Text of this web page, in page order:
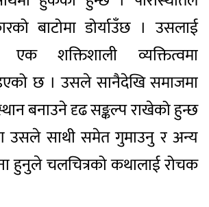
बाटोमा डोर्याउँछ । उसलाई
एक शक्तिशाली व्यक्तित्वमा
छ । उसले सानैदेखि समाजमा
बनाउने दृढ सङ्कल्प राखेको हुन्छ
उसले साथी समेत गुमाउनु र अन्य
हुनुले चलचित्रको कथालाई रोचक